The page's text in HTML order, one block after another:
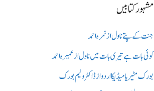
مشہور کتابیں
جنت کے پتے ناول از نمرہ احمد
کوئی بات ہے تیری بات میں ناول از عمیرہ احمد
بورک مٹیریا میڈیکااردو از ڈاکٹر ولیم بورک